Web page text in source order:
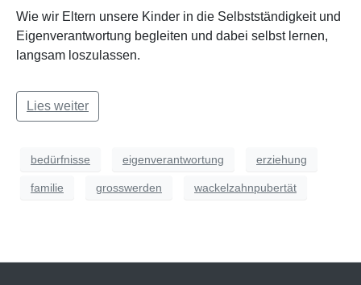
Wie wir Eltern unsere Kinder in die Selbstständigkeit und
Eigenverantwortung begleiten und dabei selbst lernen,
langsam loszulassen.
Lies weiter
bedürfnisse eigenverantwortung erziehung
familie grosswerden wackelzahnpubertät